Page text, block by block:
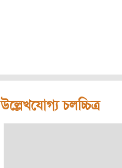
উল্লেখযোগ্য চলচ্চিত্র